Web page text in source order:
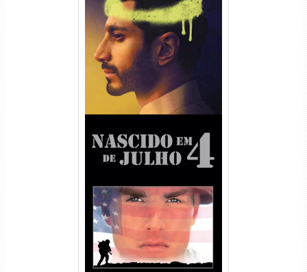
Hamlet Torrent (2026) WEB-
DL 1080p Dual Áudio
Nascido em 4 de Julho
Torrent (1989) WEB-DL 1080p
Dual Áudio